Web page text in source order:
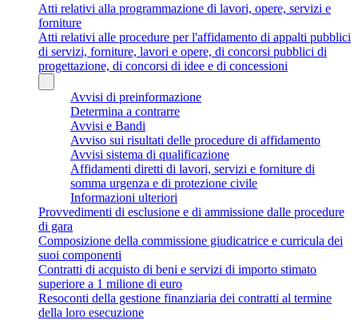
Atti relativi alla programmazione di lavori, opere, servizi e
forniture
Atti relativi alle procedure per l'affidamento di appalti pubblici
di servizi, forniture, lavori e opere, di concorsi pubblici di
progettazione, di concorsi di idee e di concessioni
Avvisi di preinformazione
Determina a contrarre
Avvisi e Bandi
Avviso sui risultati delle procedure di affidamento
Avvisi sistema di qualificazione
Affidamenti diretti di lavori, servizi e forniture di
somma urgenza e di protezione civile
Informazioni ulteriori
Provvedimenti di esclusione e di ammissione dalle procedure
di gara
Composizione della commissione giudicatrice e curricula dei
suoi componenti
Contratti di acquisto di beni e servizi di importo stimato
superiore a 1 milione di euro
Resoconti della gestione finanziaria dei contratti al termine
della loro esecuzione